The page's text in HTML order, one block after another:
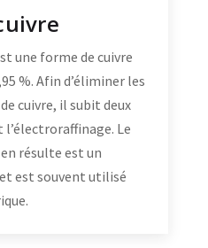
une forme de cuivre
%. Afin d’éliminer les
cuivre, il subit deux
l’électroraffinage. Le
résulte est un
est souvent utilisé